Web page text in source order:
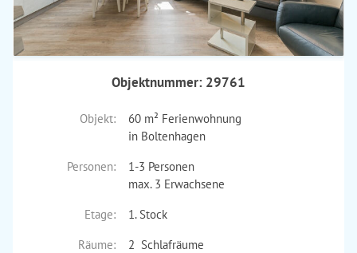
Objektnummer: 29761
Objekt:
60 m² Ferienwohnung
in Boltenhagen
Personen:
1-3 Personen
max. 3 Erwachsene
Etage:
1. Stock
Räume:
2 Schlafräume